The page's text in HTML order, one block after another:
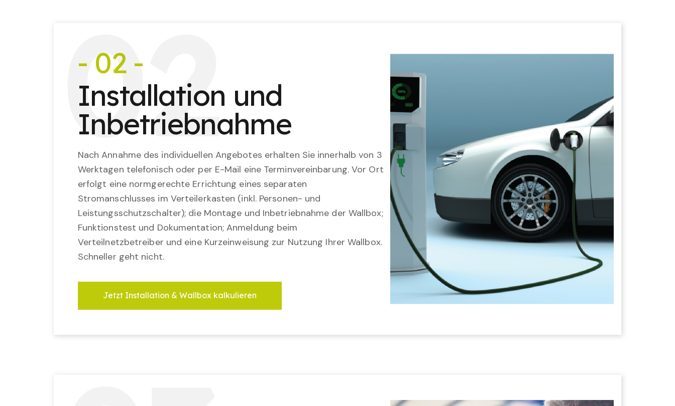
02
- 02 -
Installation und
Inbetriebnahme
Nach Annahme des individuellen Angebotes erhalten Sie innerhalb von 3
Werktagen telefonisch oder per E-Mail eine Terminvereinbarung. Vor Ort
erfolgt eine normgerechte Errichtung eines separaten
Stromanschlusses im Verteilerkasten (inkl. Personen- und
Leistungsschutzschalter); die Montage und Inbetriebnahme der Wallbox;
Funktionstest und Dokumentation; Anmeldung beim
Verteilnetzbetreiber und eine Kurzeinweisung zur Nutzung Ihrer Wallbox.
Schneller geht nicht.
Jetzt Installation & Wallbox kalkulieren